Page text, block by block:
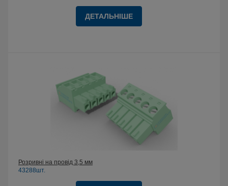
ДЕТАЛЬНІШЕ
Розривні на провід 3,5 мм
43288шт.